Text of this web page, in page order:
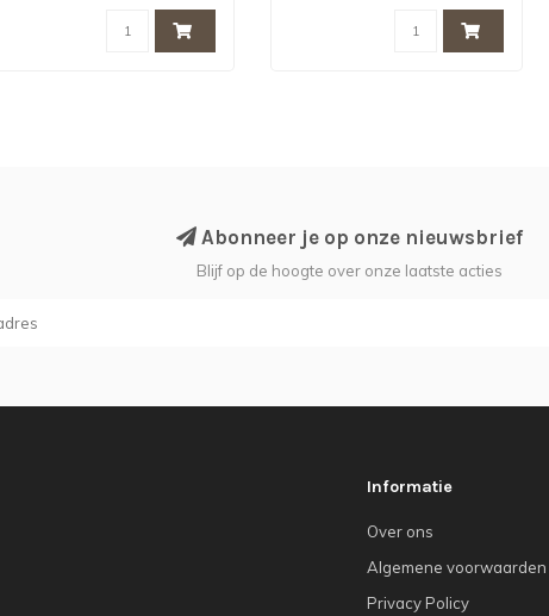
bewaardoos - 100%
Abonneer je op onze nieuwsbrief
Blijf op de hoogte over onze laatste acties
Informatie
Over ons
Algemene voorwaarden
Privacy Policy